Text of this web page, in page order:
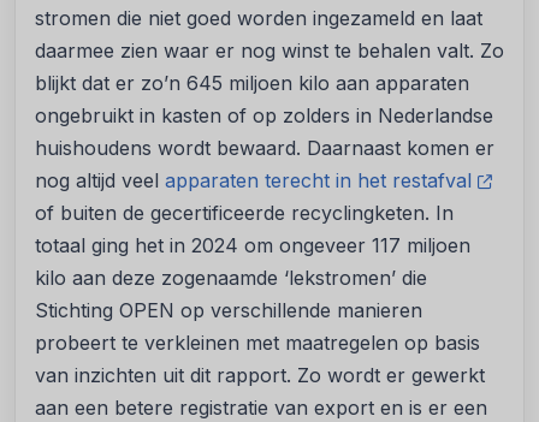
stromen die niet goed worden ingezameld en laat
daarmee zien waar er nog winst te behalen valt. Zo
blijkt dat er zo’n 645 miljoen kilo aan apparaten
ongebruikt in kasten of op zolders in Nederlandse
huishoudens wordt bewaard. Daarnaast komen er
nog altijd veel apparaten terecht in het restafval
of buiten de gecertificeerde recyclingketen. In
totaal ging het in 2024 om ongeveer 117 miljoen
kilo aan deze zogenaamde ‘lekstromen’ die
Stichting OPEN op verschillende manieren
probeert te verkleinen met maatregelen op basis
van inzichten uit dit rapport. Zo wordt er gewerkt
aan een betere registratie van export en is er een